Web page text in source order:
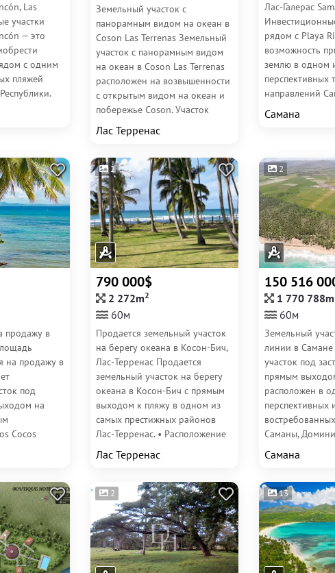
Las
участки
— это
с одним
пляжей
Земельный участок с
панорамным видом на океан в
Coson Las Terrenas Земельный
участок с панорамным видом
на океан в Coson Las Terrenas
расположен на возвышенности
с открытым видом на океан и
побережье Coson. Участок
подходит для строительства...
Лас Терренас
Лас-Галерас
рядом с Playa
возможность
землю в одном
перспективных
направлений
расположен
Самана
продажу в
на продажу в
под
на
Cocos
на продажу
для
2
790 000$
2 272m2
60м
Продается земельный участок
на берегу океана в Косон-Бич,
Лас-Терренас Продается
земельный участок на берегу
океана в Косон-Бич с прямым
выходом к пляжу в одном из
самых престижных районов
Лас-Терренас. • Расположение
прямо на берегу...
Лас Терренас
2
150 516
1 770 788m
60м
Земельный
линии в
участок под
прямым
расположен в
перспективных
Саманы,
Республика.
предложение для
Самана
2 13